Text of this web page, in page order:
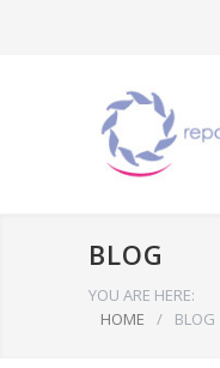
BLOG
YOU ARE HERE:
HOME
/ BLOG